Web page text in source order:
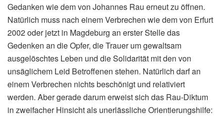
Gedanken wie dem von Johannes Rau erneut zu öffnen.
Natürlich muss nach einem Verbrechen wie dem von Erfurt
2002 oder jetzt in Magdeburg an erster Stelle das
Gedenken an die Opfer, die Trauer um gewaltsam
ausgelöschtes Leben und die Solidarität mit den von
unsäglichem Leid Betroffenen stehen. Natürlich darf an
einem Verbrechen nichts beschönigt und relativiert
werden. Aber gerade darum erweist sich das Rau-Diktum
in zweifacher Hinsicht als unerlässliche Orientierungshilfe: